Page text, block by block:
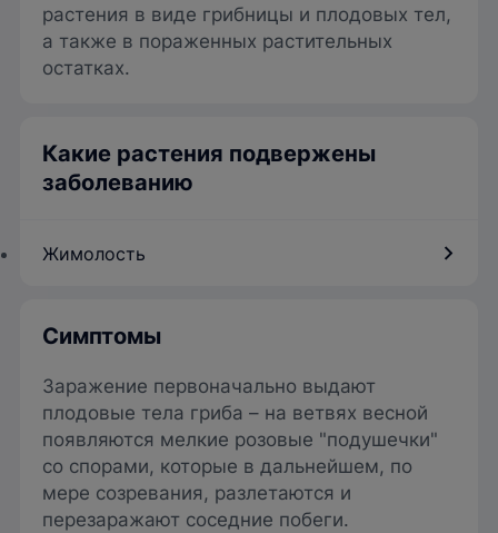
растения в виде грибницы и плодовых тел,
а также в пораженных растительных
остатках.
Какие растения подвержены
заболеванию
Жимолость
Симптомы
Заражение первоначально выдают
плодовые тела гриба – на ветвях весной
появляются мелкие розовые "подушечки"
со спорами, которые в дальнейшем, по
мере созревания, разлетаются и
перезаражают соседние побеги.